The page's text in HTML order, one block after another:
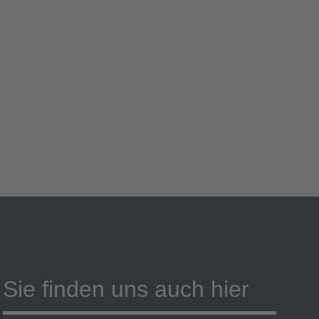
Sie finden uns auch hier